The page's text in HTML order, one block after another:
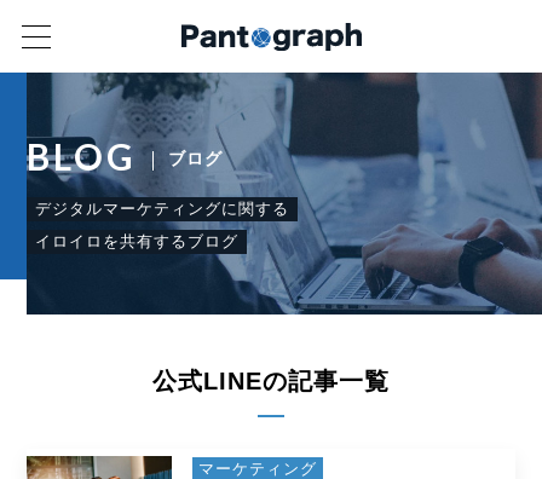
BLOG ブログ
デジタルマーケティングに関する
イロイロを共有するブログ
公式LINEの記事一覧
マーケティング